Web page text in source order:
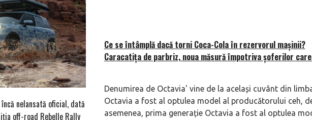
Ce se întâmplă dacă torni Coca-Cola în rezervorul mașinii?
Caracatița de parbriz, noua măsură împotriva șoferilor
Denumirea de Octavia' vine de la același cuvânt din
Octavia a fost al optulea model al producătorului ceh,
asemenea, prima generație Octavia a fost al optulea
nelansată oficial, dată
off-road Rebelle Rally
Pentru cine știe ceva avioane, numele Hennessey
Blackbird va suna ca un apropo. Unul pertinent, de
Prima sportivă
de noua ediție